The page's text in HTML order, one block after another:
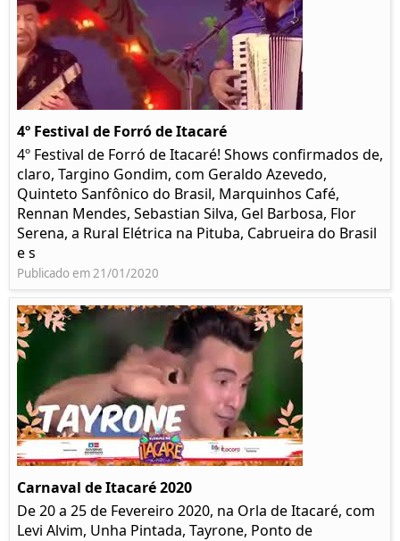
4º Festival de Forró de Itacaré
4º Festival de Forró de Itacaré! Shows confirmados de,
claro, Targino Gondim, com Geraldo Azevedo,
Quinteto Sanfônico do Brasil, Marquinhos Café,
Rennan Mendes, Sebastian Silva, Gel Barbosa, Flor
Serena, a Rural Elétrica na Pituba, Cabrueira do Brasil
e s
Publicado em 21/01/2020
Carnaval de Itacaré 2020
De 20 a 25 de Fevereiro 2020, na Orla de Itacaré, com
Levi Alvim, Unha Pintada, Tayrone, Ponto de